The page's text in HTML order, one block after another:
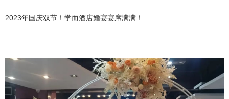
2023年国庆双节！学而酒店婚宴宴席满满！